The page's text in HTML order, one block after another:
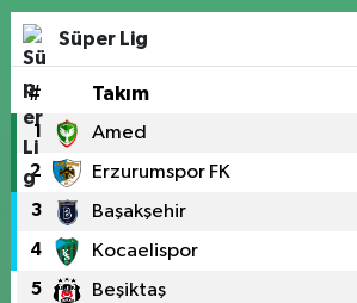
Süper Lig
# Takım
1 Amed
2 Erzurumspor FK
3 Başakşehir
4 Kocaelispor
5 Beşiktaş